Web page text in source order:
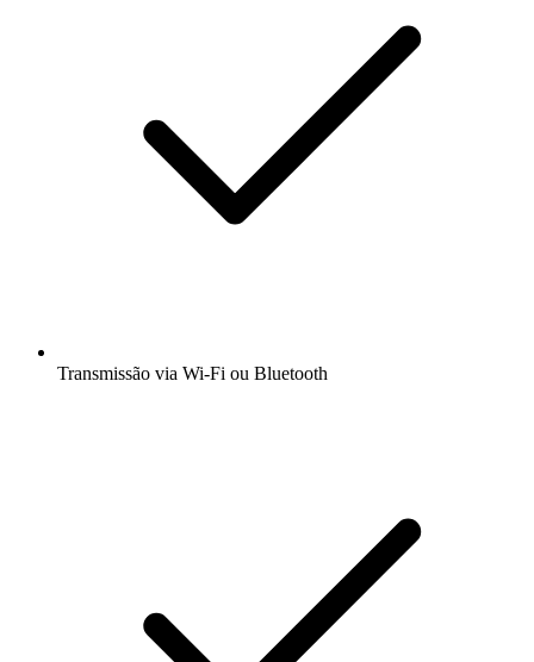
Transmissão via Wi-Fi ou Bluetooth